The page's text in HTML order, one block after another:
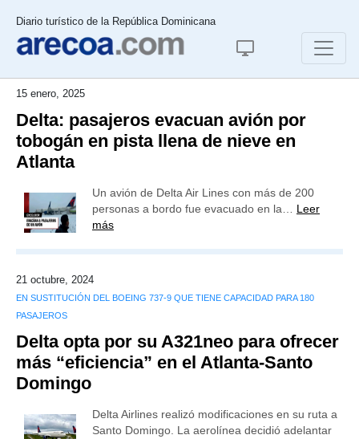
Diario turístico de la República Dominicana
15 enero, 2025
Delta: pasajeros evacuan avión por
tobogán en pista llena de nieve en
Atlanta
Un avión de Delta Air Lines con más de 200
personas a bordo fue evacuado en la… Leer
más
21 octubre, 2024
EN SUSTITUCIÓN DEL BOEING 737-9 QUE TIENE CAPACIDAD PARA 180
PASAJEROS
Delta opta por su A321neo para ofrecer
más “eficiencia” en el Atlanta-Santo
Domingo
Delta Airlines realizó modificaciones en su ruta a
Santo Domingo. La aerolínea decidió adelantar